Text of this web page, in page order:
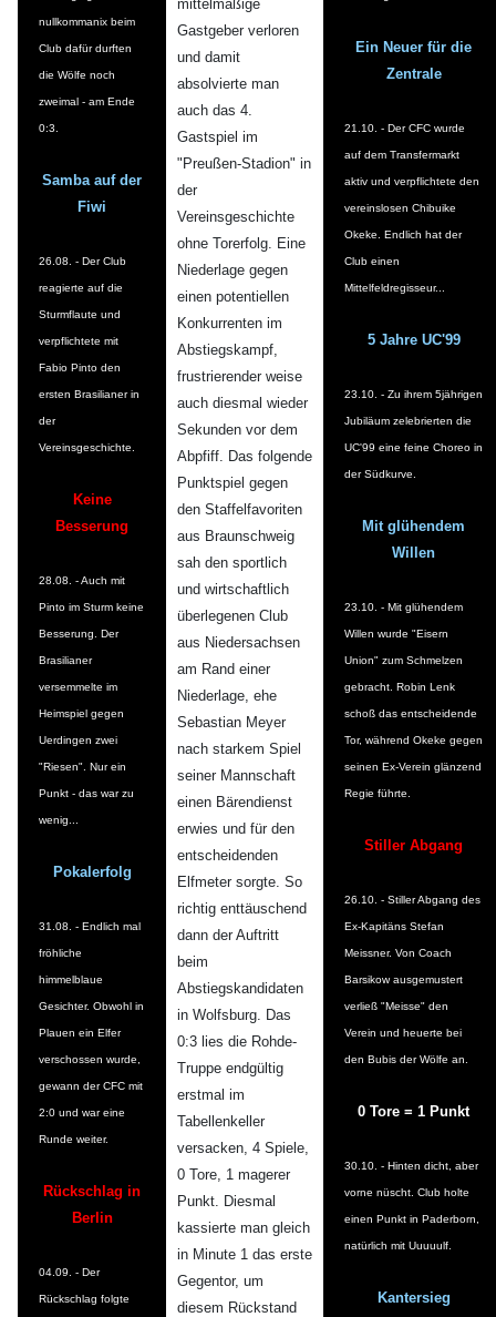
nullkommanix beim
Club dafür durften
die Wölfe noch
zweimal - am Ende
0:3.
Samba auf der
Fiwi
26.08. - Der Club
reagierte auf die
Sturmflaute und
verpflichtete mit
Fabio Pinto den
ersten Brasilianer in
der
Vereinsgeschichte.
Keine
Besserung
28.08. - Auch mit
Pinto im Sturm keine
Besserung. Der
Brasilianer
versemmelte im
Heimspiel gegen
Uerdingen zwei
"Riesen". Nur ein
Punkt - das war zu
wenig...
Pokalerfolg
31.08. - Endlich mal
fröhliche
himmelblaue
Gesichter. Obwohl in
Plauen ein Elfer
verschossen wurde,
gewann der CFC mit
2:0 und war eine
Runde weiter.
Rückschlag in
Berlin
04.09. - Der
Rückschlag folgte
mittelmäßige
Gastgeber verloren
und damit
absolvierte man
auch das 4.
Gastspiel im
"Preußen-Stadion" in
der
Vereinsgeschichte
ohne Torerfolg. Eine
Niederlage gegen
einen potentiellen
Konkurrenten im
Abstiegskampf,
frustrierender weise
auch diesmal wieder
Sekunden vor dem
Abpfiff. Das folgende
Punktspiel gegen
den Staffelfavoriten
aus Braunschweig
sah den sportlich
und wirtschaftlich
überlegenen Club
aus Niedersachsen
am Rand einer
Niederlage, ehe
Sebastian Meyer
nach starkem Spiel
seiner Mannschaft
einen Bärendienst
erwies und für den
entscheidenden
Elfmeter sorgte. So
richtig enttäuschend
dann der Auftritt
beim
Abstiegskandidaten
in Wolfsburg. Das
0:3 lies die Rohde-
Truppe endgültig
erstmal im
Tabellenkeller
versacken, 4 Spiele,
0 Tore, 1 magerer
Punkt. Diesmal
kassierte man gleich
in Minute 1 das erste
Gegentor, um
diesem Rückstand
Ein Neuer für die
Zentrale
21.10. - Der CFC wurde
auf dem Transfermarkt
aktiv und verpflichtete den
vereinslosen Chibuike
Okeke. Endlich hat der
Club einen
Mittelfeldregisseur...
5 Jahre UC'99
23.10. - Zu ihrem 5jährigen
Jubiläum zelebrierten die
UC'99 eine feine Choreo in
der Südkurve.
Mit glühendem
Willen
23.10. - Mit glühendem
Willen wurde "Eisern
Union" zum Schmelzen
gebracht. Robin Lenk
schoß das entscheidende
Tor, während Okeke gegen
seinen Ex-Verein glänzend
Regie führte.
Stiller Abgang
26.10. - Stiller Abgang des
Ex-Kapitäns Stefan
Meissner. Von Coach
Barsikow ausgemustert
verließ "Meisse" den
Verein und heuerte bei
den Bubis der Wölfe an.
0 Tore = 1 Punkt
30.10. - Hinten dicht, aber
vorne nüscht. Club holte
einen Punkt in Paderborn,
natürlich mit Uuuuulf.
Kantersieg